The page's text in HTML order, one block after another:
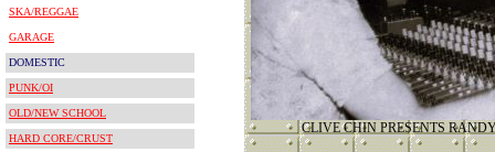
SKA/REGGAE
GARAGE
DOMESTIC
PUNK/OI
OLD/NEW SCHOOL
HARD CORE/CRUST
CLIVE CHIN PRESENTS